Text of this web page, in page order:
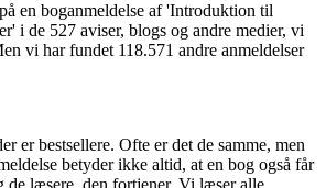
en boganmeldelse af 'Introduktion til
i de 527 aviser, blogs og andre medier, vi
vi har fundet 118.571 andre anmeldelser
er bestsellere. Ofte er det de samme, men
betyder ikke altid, at en bog også får